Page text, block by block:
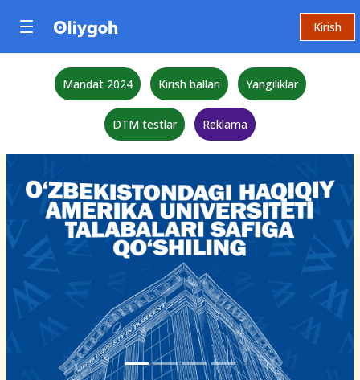
Kirish
Mandat 2024 Kirish ballari Yangiliklar
DTM testlar Reklama